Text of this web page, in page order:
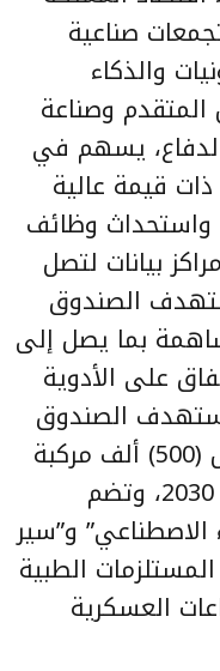
صناعية
والذكاء
المتقدم وصناعة
يسهم في
قيمة عالية
واستحداث وظائف
بيانات لتصل
يستهدف الصندوق
والمساهمة بما يصل إلى
على الأدوية
الصندوق
إنتاج (285) ألف مركبة من أصل (500) ألف مركبة
كمستهدف وطني بحلول عام 2030، وتضم
الاصطناعي” و”سير
الطبية
العسكرية